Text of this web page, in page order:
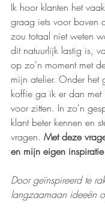
Ik hoor klanten het
graag iets voor boven
zou totaal niet weten
dit natuurlijk lastig is,
op zo'n moment met
mijn atelier. Onder het
koffie ga ik er dan met
voor zitten. In zo'n
klant beter kennen en
vragen. Met deze
en mijn eigen
Door geïnspireerd te
langzaamaan ideeën